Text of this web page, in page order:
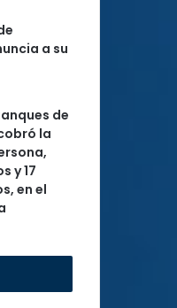
a su
de
la
y 17
en el